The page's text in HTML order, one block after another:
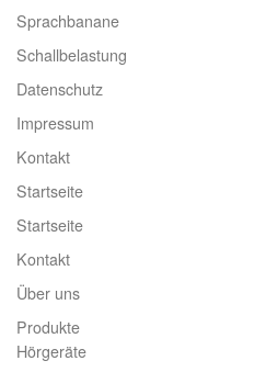
Sprachbanane
Schallbelastung
Datenschutz
Impressum
Kontakt
Startseite
Startseite
Kontakt
Über uns
Produkte
Hörgeräte